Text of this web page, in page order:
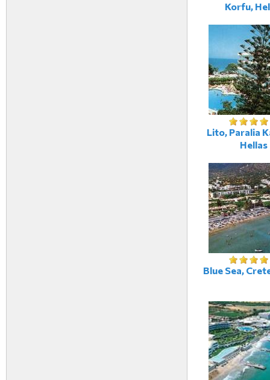
Korfu,
Lito, Paralia
Hellas
Blue Sea,